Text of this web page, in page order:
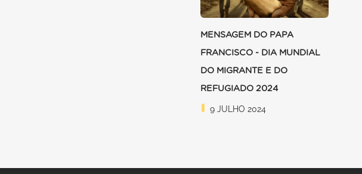
MENSAGEM DO PAPA
FRANCISCO - DIA MUNDIAL
DO MIGRANTE E DO
REFUGIADO 2024
9 JULHO 2024